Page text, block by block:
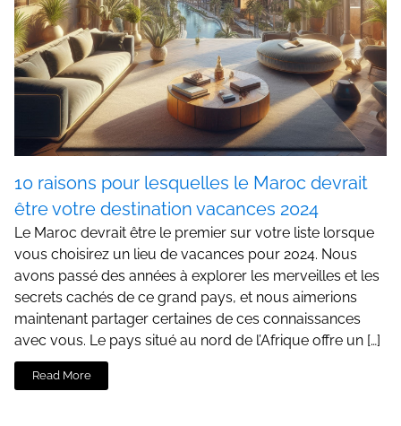
10 raisons pour lesquelles le Maroc devrait
être votre destination vacances 2024
Le Maroc devrait être le premier sur votre liste lorsque
vous choisirez un lieu de vacances pour 2024. Nous
avons passé des années à explorer les merveilles et les
secrets cachés de ce grand pays, et nous aimerions
maintenant partager certaines de ces connaissances
avec vous. Le pays situé au nord de l’Afrique offre un […]
Read More